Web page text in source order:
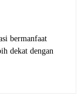
bermanfaat
dekat dengan